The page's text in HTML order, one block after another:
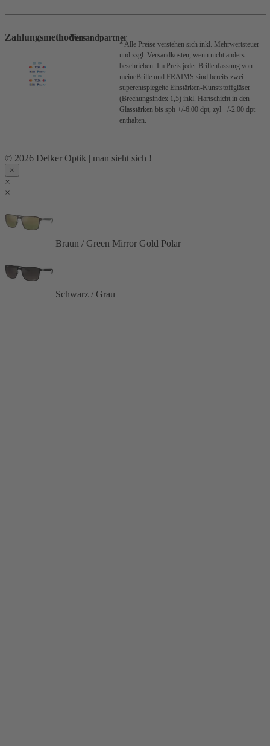
ZahlungsmethodenVersandpartner
* Alle Preise verstehen sich inkl. Mehrwertsteuer
und zzgl. Versandkosten, wenn nicht anders
beschrieben. Im Preis jeder Brillenfassung von
meineBrille und FRAIMS sind bereits zwei
superentspiegelte Einstärken-Kunststoffgläser
(Brechungsindex 1,5) inkl. Hartschicht in den
Glasstärken bis sph +/-6.00 dpt, zyl +/-2.00 dpt
enthalten.
© 2026 Delker Optik | man sieht sich !
×
×
×
Braun / Green Mirror Gold Polar
Schwarz / Grau